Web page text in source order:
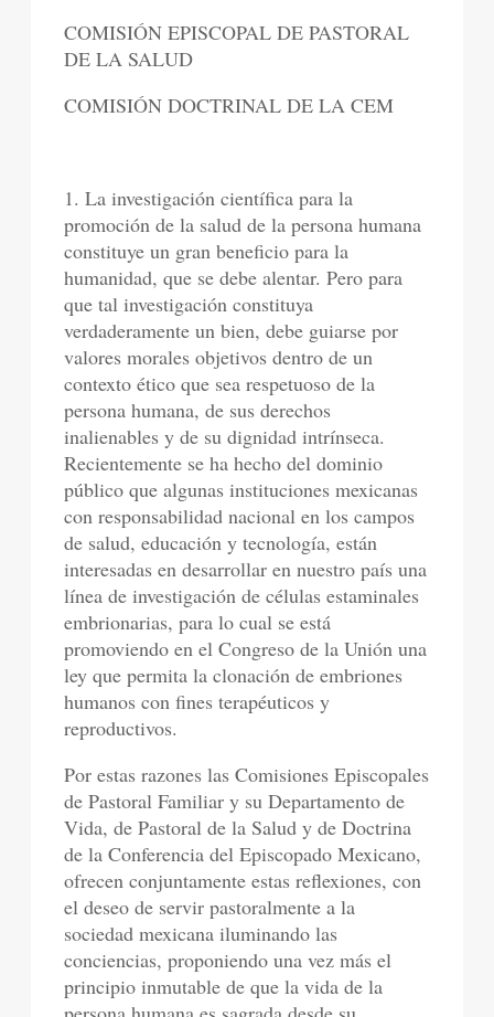
COMISIÓN EPISCOPAL DE PASTORAL
DE LA SALUD
COMISIÓN DOCTRINAL DE LA CEM
1. La investigación científica para la
promoción de la salud de la persona humana
constituye un gran beneficio para la
humanidad, que se debe alentar. Pero para
que tal investigación constituya
verdaderamente un bien, debe guiarse por
valores morales objetivos dentro de un
contexto ético que sea respetuoso de la
persona humana, de sus derechos
inalienables y de su dignidad intrínseca.
Recientemente se ha hecho del dominio
público que algunas instituciones mexicanas
con responsabilidad nacional en los campos
de salud, educación y tecnología, están
interesadas en desarrollar en nuestro país una
línea de investigación de células estaminales
embrionarias, para lo cual se está
promoviendo en el Congreso de la Unión una
ley que permita la clonación de embriones
humanos con fines terapéuticos y
reproductivos.
Por estas razones las Comisiones Episcopales
de Pastoral Familiar y su Departamento de
Vida, de Pastoral de la Salud y de Doctrina
de la Conferencia del Episcopado Mexicano,
ofrecen conjuntamente estas reflexiones, con
el deseo de servir pastoralmente a la
sociedad mexicana iluminando las
conciencias, proponiendo una vez más el
principio inmutable de que la vida de la